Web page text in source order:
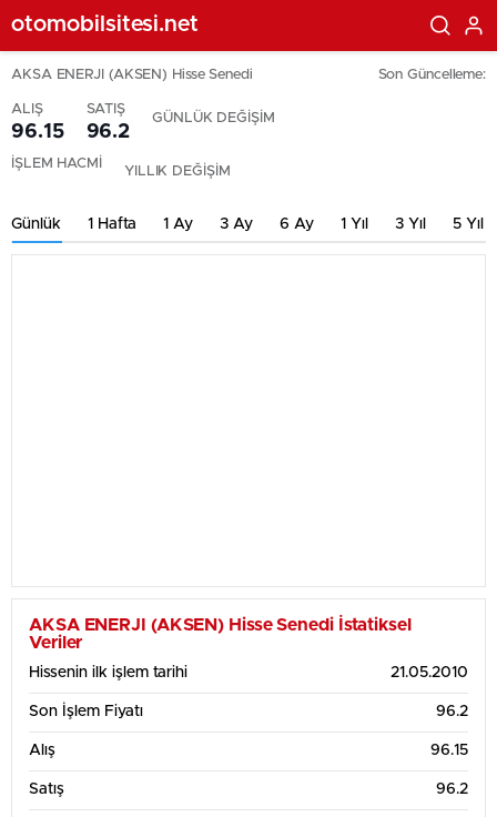
otomobilsitesi.net
AKSA ENERJI (AKSEN) Hisse Senedi Son Güncelleme:
ALIŞ
96.15
SATIŞ
96.2
GÜNLÜK DEĞİŞİM
İŞLEM HACMİ YILLIK DEĞİŞİM
Günlük 1 Hafta 1 Ay 3 Ay 6 Ay 1 Yıl 3 Yıl 5 Yıl
AKSA ENERJI (AKSEN) Hisse Senedi İstatiksel
Veriler
Hissenin ilk işlem tarihi 21.05.2010
Son İşlem Fiyatı 96.2
Alış 96.15
Satış 96.2